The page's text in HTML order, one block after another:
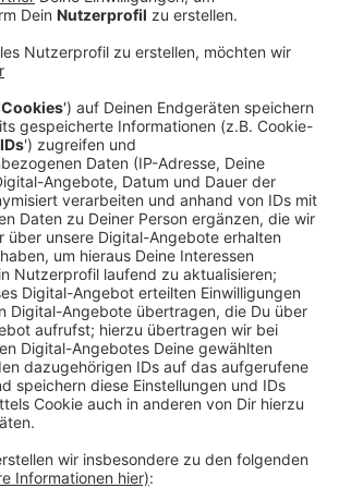
Airlines bestätigt.
08.08.2022 11:20
hätten auch mit den
zu tun. So muss ein Koffer, wenn der
rechtzeitig an Bord schafft, wieder
Dauert die Verladung des
kann es außerdem vorkommen, dass
ohne das Gepäck der
um weitere Verspätungen zu
Gepäck geht deswegen aber nicht
Die Zahlen hier entsprächen